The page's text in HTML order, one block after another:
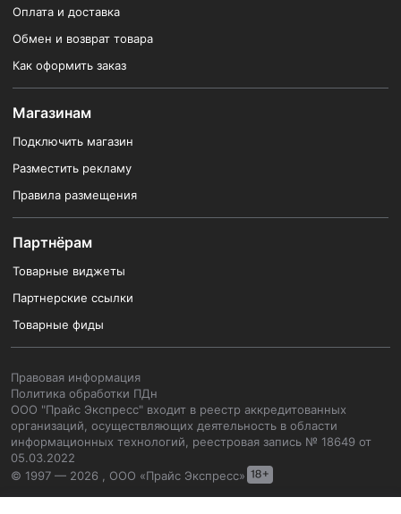
Оплата и доставка
Обмен и возврат товара
Как оформить заказ
Магазинам
Подключить магазин
Разместить рекламу
Правила размещения
Партнёрам
Товарные виджеты
Партнерские ссылки
Товарные фиды
Правовая информация
Политика обработки ПДн
ООО "Прайс Экспресс" входит в реестр аккредитованных
организаций, осуществляющих деятельность в области
информационных технологий, реестровая запись № 18649 от
05.03.2022
© 1997 — 2026 , ООО «Прайс Экспресс»